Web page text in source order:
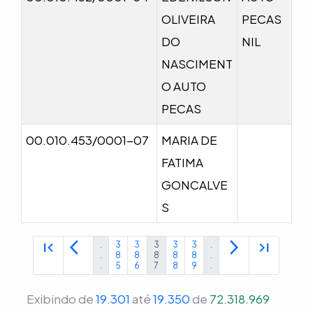
OLIVEIRA
DO
NASCIMENT
O AUTO
PECAS
PECAS
NIL
00.010.453/0001-07
MARIA DE
FATIMA
GONCALVE
S
first_page arrow_back_ios
.
.
.
3
8
5
3
8
6
3
8
7
3
8
8
3
8
9
.
.
.
arrow_forward_ios last_page
Exibindo de19.301 até19.350de 72.318.969